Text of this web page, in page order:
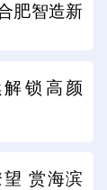
肥智造新
锁高颜
赏海滨